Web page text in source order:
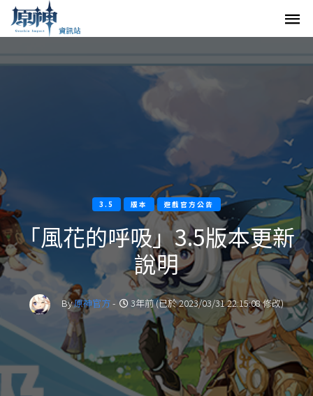
3.5 版本 遊戲官方公告
「風花的呼吸」3.5版本更新
說明
By原神官方- 3年前 (已於 2023/03/31 22:15:08 修改)